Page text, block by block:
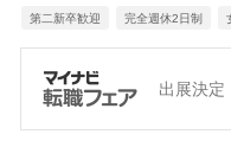
第二新卒歓迎 完全週休2日制
出展決定